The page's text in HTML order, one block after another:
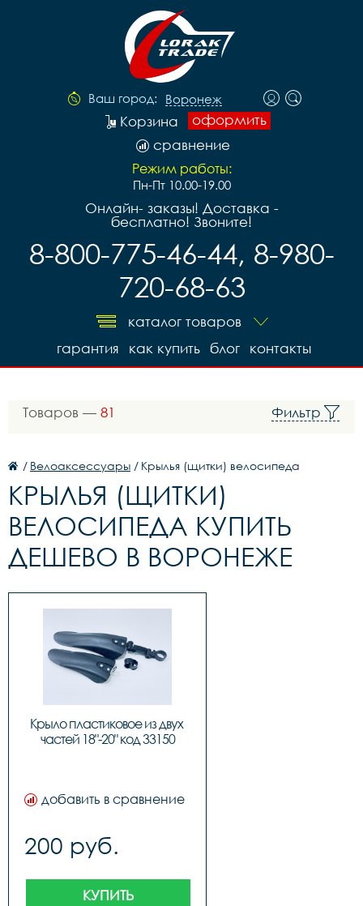
Ваш город: Воронеж
оформить
Корзина
сравнение
Режим работы:
Пн-Пт 10.00-19.00
Онлайн- заказы! Доставка -
бесплатно! Звоните!
8-800-775-46-44, 8-980-
720-68-63
каталог товаров
контакты
блог
как купить
гарантия
Товаров — 81 Фильтр
/ Велоаксессуары / Крылья (щитки) велосипеда
КРЫЛЬЯ (ЩИТКИ)
ВЕЛОСИПЕДА КУПИТЬ
ДЕШЕВО В ВОРОНЕЖЕ
Крыло пластиковое из двух
частей 18"-20" код 33150
добавить в сравнение
200 руб.
КУПИТЬ